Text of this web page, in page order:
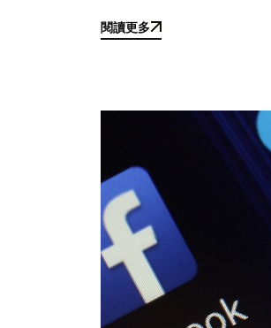
閱讀更多
閱讀更多